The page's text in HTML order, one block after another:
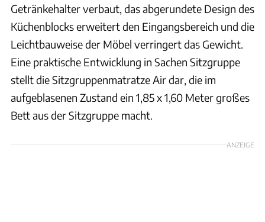
Getränkehalter verbaut, das abgerundete Design des
Küchenblocks erweitert den Eingangsbereich und die
Leichtbauweise der Möbel verringert das Gewicht.
Eine praktische Entwicklung in Sachen Sitzgruppe
stellt die Sitzgruppenmatratze Air dar, die im
aufgeblasenen Zustand ein 1,85 x 1,60 Meter großes
Bett aus der Sitzgruppe macht.
ANZEIGE